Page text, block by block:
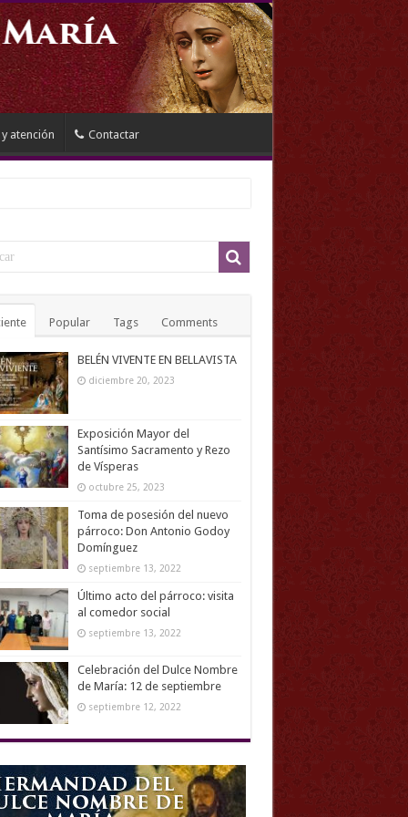
atención Contactar
Popular Tags Comments
BELÉN VIVENTE EN BELLAVISTA
diciembre 20, 2023
Exposición Mayor del
Santísimo Sacramento y Rezo
de Vísperas
octubre 25, 2023
Toma de posesión del nuevo
párroco: Don Antonio Godoy
Domínguez
septiembre 13, 2022
Último acto del párroco: visita
al comedor social
septiembre 13, 2022
Celebración del Dulce Nombre
de María: 12 de septiembre
septiembre 12, 2022